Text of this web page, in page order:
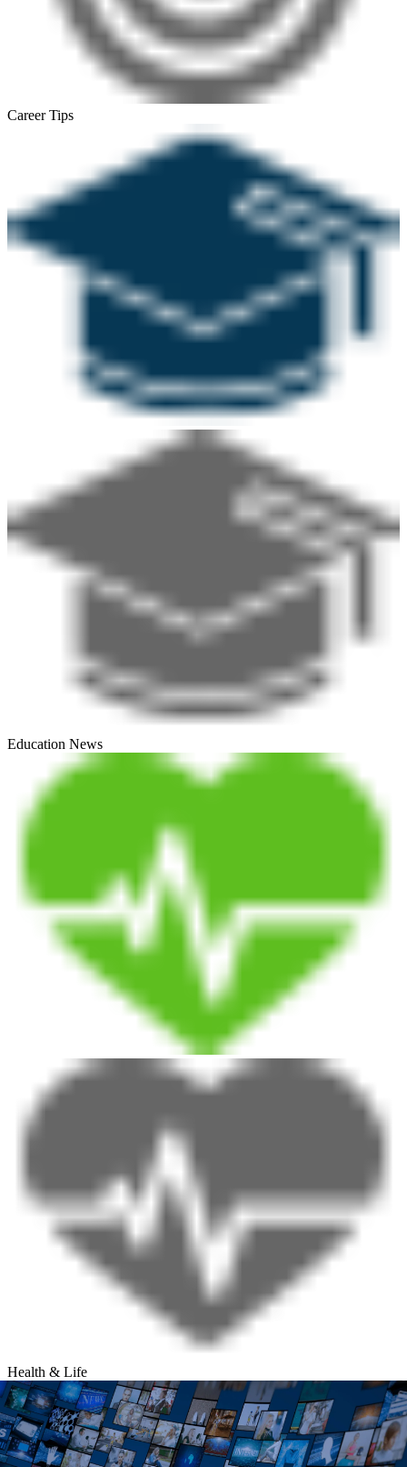
Career Tips
Education News
Health & Life